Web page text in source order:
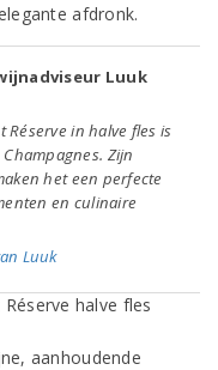
afdronk.
Luuk
Réserve in halve fles is
Zijn
het een perfecte
en culinaire
Luuk
aanhoudende